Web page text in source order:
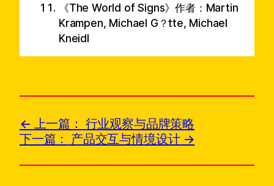
《The World of Signs》作者：Martin
Krampen, Michael G？tte, Michael
Kneidl
上一篇： 行业观察与品牌策略
下一篇： 产品交互与情境设计